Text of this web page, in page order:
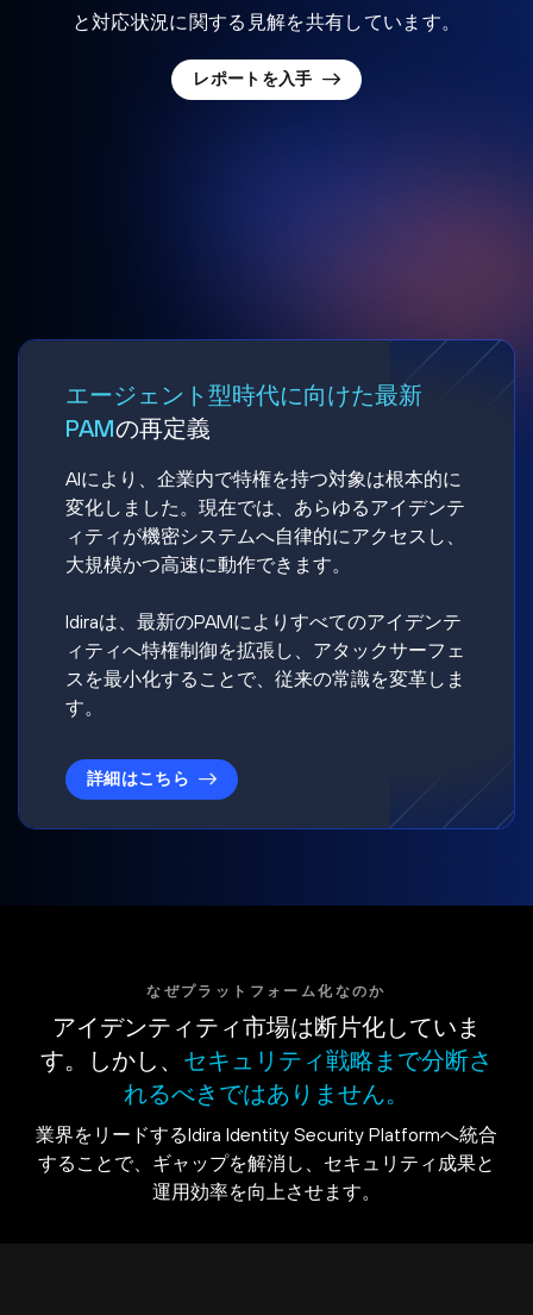
と対応状況に関する見解を共有しています。
レポートを入手
エージェント型時代に向けた最新
PAMの再定義
AIにより、企業内で特権を持つ対象は根本的に
変化しました。現在では、あらゆるアイデンテ
ィティが機密システムへ自律的にアクセスし、
大規模かつ高速に動作できます。
Idiraは、最新のPAMによりすべてのアイデンテ
ィティへ特権制御を拡張し、アタックサーフェ
スを最小化することで、従来の常識を変革しま
す。
詳細はこちら
なぜプラットフォーム化なのか
アイデンティティ市場は断片化していま
す。しかし、 セキュリティ戦略まで分断さ
れるべきではありません。
業界をリードするIdira Identity Security Platformへ統合
することで、ギャップを解消し、セキュリティ成果と
運用効率を向上させます。